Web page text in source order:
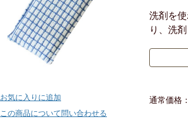
お気に入りに追加
この商品について問い合わせる
洗剤を
り、洗
通常価格